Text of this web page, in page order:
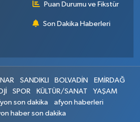
Puan Durumu ve Fikstür
Son Dakika Haberleri
SANDIKLI BOLVADİN
EMİRDAĞ
SPOR KÜLTÜR/SANAT
YAŞAM
son dakika
afyon haberleri
haber son dakika